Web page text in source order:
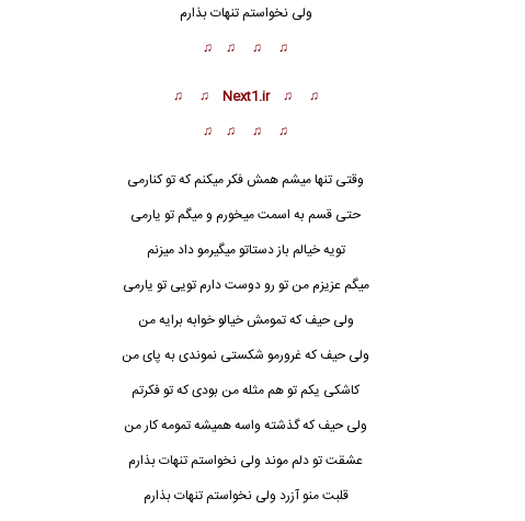
ولی نخواستم تنهات بذارم
♫ ♫ ♫ ♫
♫ ♫ Next1.ir ♫ ♫
♫ ♫ ♫ ♫
وقتی تنها میشم همش فکر میکنم که تو کنارمی
حتی قسم به اسمت میخورم و میگم تو یارمی
تویه خیالم باز دستاتو میگیرمو داد میزنم
میگم عزیزم من تو رو دوست دارم تویی تو یارمی
ولی حیف که تمومش خیالو خوابه برایه من
ولی حیف که غرورمو شکستی نموندی به پای من
کاشکی یکم تو هم مثله من بودی که تو فکرتم
ولی حیف که گذشته واسه همیشه تمومه کار من
عشقت تو دلم موند ولی نخواستم تنهات بذارم
قلبت منو آزرد ولی نخواستم تنهات بذارم